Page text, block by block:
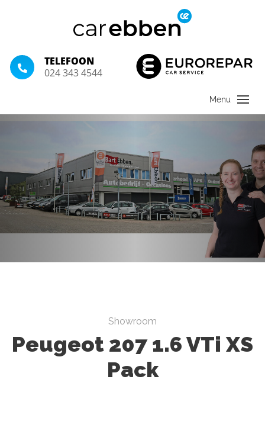
TELEFOON
024 343 4544
Showroom
Peugeot 207 1.6 VTi XS
Pack